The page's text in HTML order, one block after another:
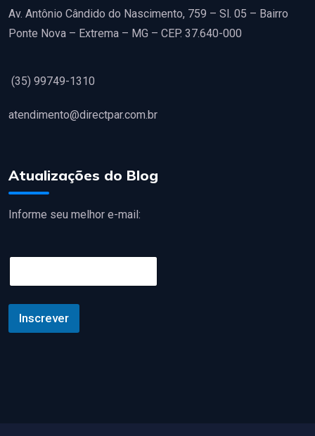
Av. Antônio Cândido do Nascimento, 759 – Sl. 05 – Bairro
Ponte Nova – Extrema – MG – CEP. 37.640-000
(35) 99749-1310
atendimento@directpar.com.br
Atualizações do Blog
Informe seu melhor e-mail:
E
a
i
*
Inscrever